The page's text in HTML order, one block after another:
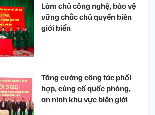
Làm chủ công nghệ, bảo vệ
vững chắc chủ quyền biên
giới biển
Tăng cường công tác phối
hợp, củng cố quốc phòng,
an ninh khu vực biên giới